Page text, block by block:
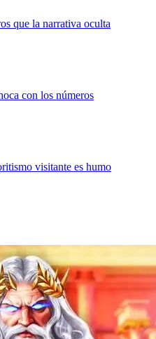
que la narrativa oculta
con los números
visitante es humo